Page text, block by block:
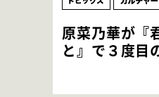
原菜乃華が『
と』で３度目
「お邪魔させ
感覚ですが､